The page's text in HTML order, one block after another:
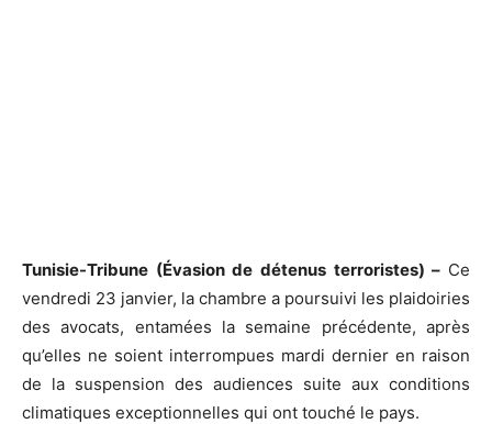
Tunisie-Tribune (Évasion de détenus terroristes) – Ce
vendredi 23 janvier, la chambre a poursuivi les plaidoiries
des avocats, entamées la semaine précédente, après
qu’elles ne soient interrompues mardi dernier en raison
de la suspension des audiences suite aux conditions
climatiques exceptionnelles qui ont touché le pays.